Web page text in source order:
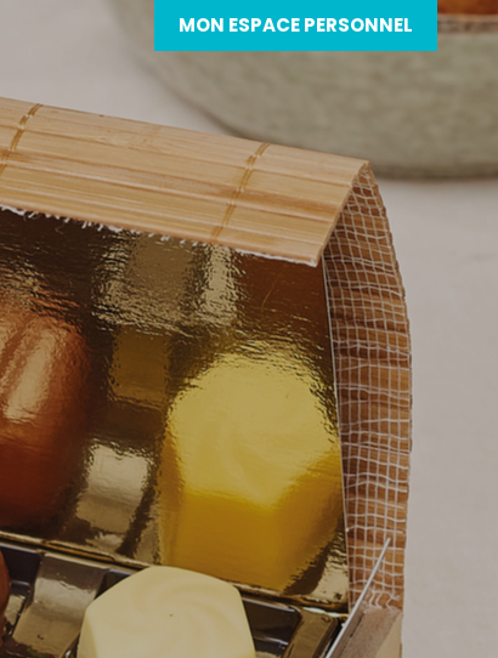
MON ESPACE PERSONNEL